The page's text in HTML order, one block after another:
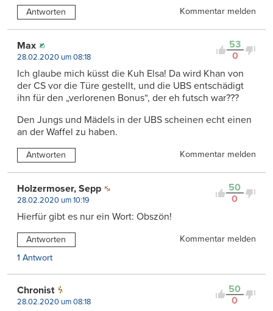
Antworten Kommentar melden
53
0
Max
28.02.2020 um 08:18
Ich glaube mich küsst die Kuh Elsa! Da wird Khan von
der CS vor die Türe gestellt, und die UBS entschädigt
ihn für den „verlorenen Bonus“, der eh futsch war???
Den Jungs und Mädels in der UBS scheinen echt einen
an der Waffel zu haben.
Antworten Kommentar melden
50
0
Holzermoser, Sepp
28.02.2020 um 10:19
Hierfür gibt es nur ein Wort: Obszön!
Antworten
Kommentar melden
1 Antwort
50
0
Chronist
28.02.2020 um 08:18